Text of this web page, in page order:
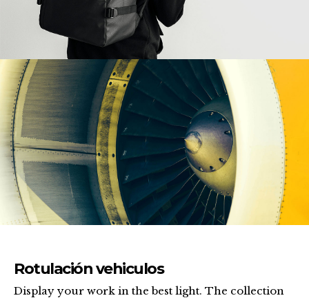
Rotulación vehiculos
Display your work in the best light. The collection